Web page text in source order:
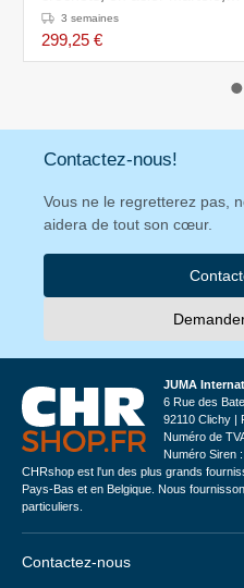
mobile et démontable,
extensible, 192x60x200cm
(BxTxH), C10006
3 semaines
299,25 €
Contactez-nous!
Vous ne le regretterez pas,
aidera de tout son cœur.
JUMA
6 Rue des
92110 Clichy |
Numéro de
Numéro Siren
CHRshop est l'un des plus grands
Pays-Bas et en Belgique. Nous
particuliers.
Contactez-nous